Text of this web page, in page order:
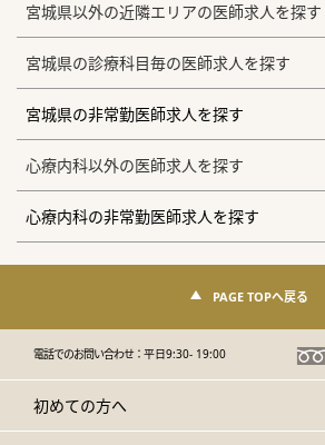
宮城県以外の近隣エリアの医師求人を探す
宮城県の診療科目毎の医師求人を探す
宮城県の非常勤医師求人を探す
心療内科以外の医師求人を探す
心療内科の非常勤医師求人を探す
PAGE TOPへ戻る
電話でのお問い合わせ：平日9:30- 19:00
初めての方へ